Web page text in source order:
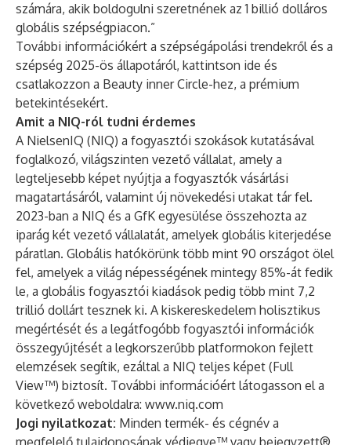
számára, akik boldogulni szeretnének az 1 billió dolláros
globális szépségpiacon.”
További információkért a szépségápolási trendekről és a
szépség 2025-ös állapotáról, kattintson ide és
csatlakozzon a Beauty inner Circle-hez, a prémium
betekintésekért.
Amit a NIQ-ról tudni érdemes
A NielsenIQ (NIQ) a fogyasztói szokások kutatásával
foglalkozó, világszinten vezető vállalat, amely a
legteljesebb képet nyújtja a fogyasztók vásárlási
magatartásáról, valamint új növekedési utakat tár fel.
2023-ban a NIQ és a GfK egyesülése összehozta az
iparág két vezető vállalatát, amelyek globális kiterjedése
páratlan. Globális hatókörünk több mint 90 országot ölel
fel, amelyek a világ népességének mintegy 85%-át fedik
le, a globális fogyasztói kiadások pedig több mint 7,2
trillió dollárt tesznek ki. A kiskereskedelem holisztikus
megértését és a legátfogóbb fogyasztói információk
összegyűjtését a legkorszerűbb platformokon fejlett
elemzések segítik, ezáltal a NIQ teljes képet (Full
View™) biztosít. További információért látogasson el a
következő weboldalra: www.niq.com
Jogi nyilatkozat: Minden termék- és cégnév a
megfelelő tulajdonosának védjegye™ vagy bejegyzett®